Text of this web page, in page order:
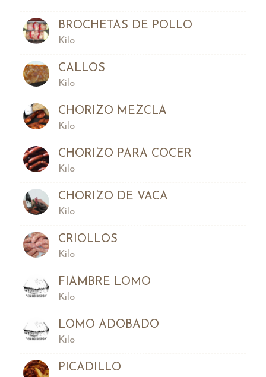
BROCHETAS DE POLLO
Kilo
CALLOS
Kilo
CHORIZO MEZCLA
Kilo
CHORIZO PARA COCER
Kilo
CHORIZO DE VACA
Kilo
CRIOLLOS
Kilo
FIAMBRE LOMO
Kilo
LOMO ADOBADO
Kilo
PICADILLO